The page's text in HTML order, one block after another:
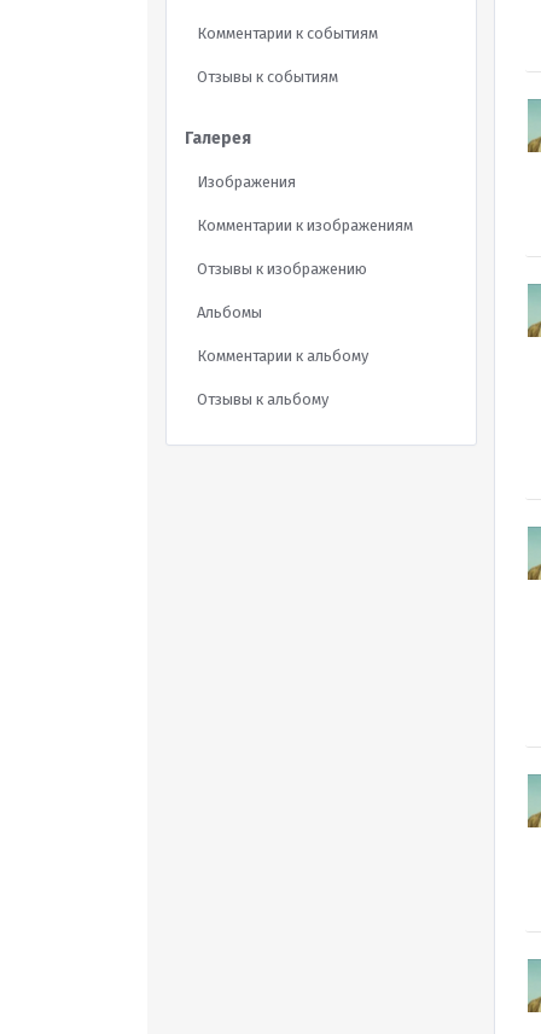
Комментарии к событиям
Отзывы к событиям
Галерея
Изображения
Комментарии к изображениям
Отзывы к изображению
Альбомы
Комментарии к альбому
Отзывы к альбому